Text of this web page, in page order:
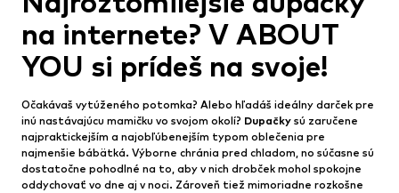
na internete? V ABOUT
YOU si prídeš na svoje!
Očakávaš vytúženého potomka? Alebo hľadáš ideálny darček pre
inú nastávajúcu mamičku vo svojom okolí? Dupačky sú zaručene
najpraktickejším a najobľúbenejším typom oblečenia pre
najmenšie bábätká. Výborne chránia pred chladom, no súčasne sú
dostatočne pohodlné na to, aby v nich drobček mohol spokojne
oddychovať vo dne aj v noci. Zároveň tiež mimoriadne rozkošne